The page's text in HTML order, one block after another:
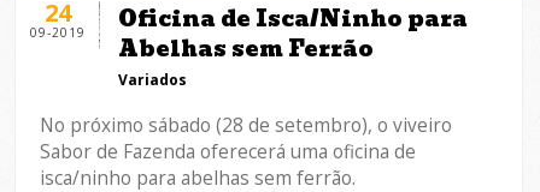
24
09-2019
Oficina de Isca/Ninho para
Abelhas sem Ferrão
Variados
No próximo sábado (28 de setembro), o viveiro
Sabor de Fazenda oferecerá uma oficina de
isca/ninho para abelhas sem ferrão.